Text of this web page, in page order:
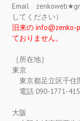
Email
してください）
旧来の info@zenko-
ておりません。
［所在地］
東京
東京都足立区千
電話 090-1771-
大阪